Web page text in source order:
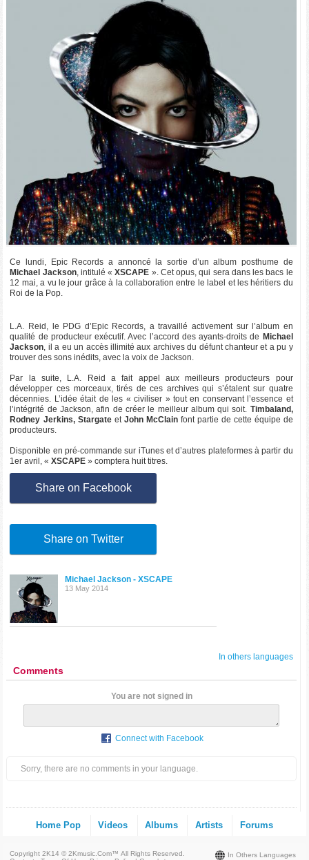
Ce lundi, Epic Records a annoncé la sortie d’un album posthume de
Michael Jackson, intitulé «XSCAPE ». Cet opus, qui sera dans les bacs le
12 mai, a vu le jour grâce à la collaboration entre le label et les héritiers du
Roi de la Pop.
L.A. Reid, le PDG d’Epic Records, a travaillé activement sur l’album en
qualité de producteur exécutif. Avec l’accord des ayants-droits de Michael
Jackson, il a eu un accès illimité aux archives du défunt chanteur et a pu y
trouver des sons inédits, avec la voix de Jackson.
Par la suite, L.A. Reid a fait appel aux meilleurs producteurs pour
développer ces morceaux, tirés de ces archives qui s’étalent sur quatre
décennies. L’idée était de les « civiliser » tout en conservant l’essence et
l’intégrité de Jackson, afin de créer le meilleur album qui soit. Timbaland,
Rodney Jerkins, Stargateet John McClainfont partie de cette équipe de
producteurs.
Disponible en pré-commande sur iTunes et d’autres plateformes à partir du
1er avril, « XSCAPE » comptera huit titres.
Share on Facebook
Share on Twitter
Michael Jackson - XSCAPE
13 May 2014
In others languages
Comments
You are not signed in
Connect with Facebook
Sorry, there are no comments in your language.
Home Pop Videos Albums Artists Forums
In Others Languages
Copyright 2K14 © 2Kmusic.com™All Rights Reserved.